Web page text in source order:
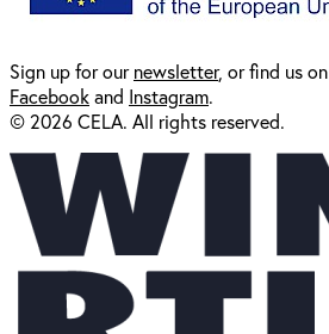
Sign up for ournewsletter, or find us on
Facebookand Instagram.
© 2026 CELA. All rights reserved.